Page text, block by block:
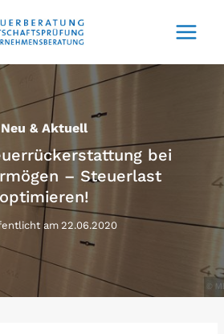
Neu & Aktuell
bei
– Steuerlast
optimieren!
am 22.06.2020